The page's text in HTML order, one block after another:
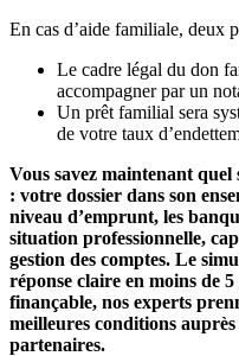
En cas d’aide familiale, deux
Le cadre légal du don
accompagner par un
Un prêt familial sera
de votre taux
Vous savez maintenant quel
: votre dossier dans son
niveau d’emprunt, les
situation professionnelle,
gestion des comptes. Le
réponse claire en moins de
finançable, nos experts
meilleures conditions auprès
partenaires.